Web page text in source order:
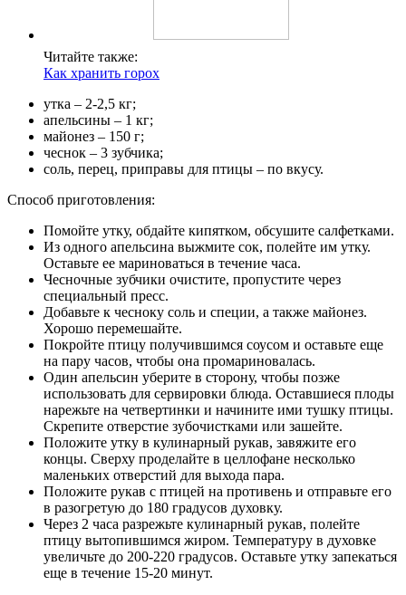
Читайте также:
Как хранить горох
утка – 2-2,5 кг;
апельсины – 1 кг;
майонез – 150 г;
чеснок – 3 зубчика;
соль, перец, приправы для птицы – по вкусу.
Способ приготовления:
Помойте утку, обдайте кипятком, обсушите салфетками.
Из одного апельсина выжмите сок, полейте им утку.
Оставьте ее мариноваться в течение часа.
Чесночные зубчики очистите, пропустите через
специальный пресс.
Добавьте к чесноку соль и специи, а также майонез.
Хорошо перемешайте.
Покройте птицу получившимся соусом и оставьте еще
на пару часов, чтобы она промариновалась.
Один апельсин уберите в сторону, чтобы позже
использовать для сервировки блюда. Оставшиеся плоды
нарежьте на четвертинки и начините ими тушку птицы.
Скрепите отверстие зубочистками или зашейте.
Положите утку в кулинарный рукав, завяжите его
концы. Сверху проделайте в целлофане несколько
маленьких отверстий для выхода пара.
Положите рукав с птицей на противень и отправьте его
в разогретую до 180 градусов духовку.
Через 2 часа разрежьте кулинарный рукав, полейте
птицу вытопившимся жиром. Температуру в духовке
увеличьте до 200-220 градусов. Оставьте утку запекаться
еще в течение 15-20 минут.